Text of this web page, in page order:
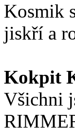
Kosmik
jiskří a
Kokpit
Všichni